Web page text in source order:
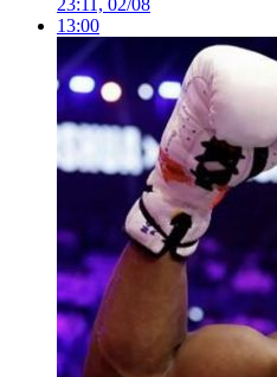
23:11, 02/08
13:00